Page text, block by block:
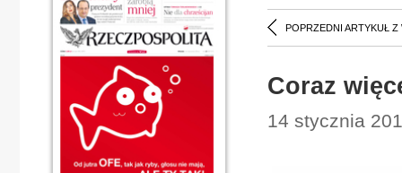
POPRZEDNI ARTYKUŁ Z
Coraz
14 stycznia